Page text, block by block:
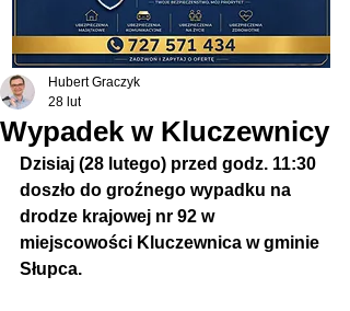
Wypadek w Kluczewnicy
Hubert Graczyk
28 lut
Dzisiaj (28 lutego) przed godz. 11:30
doszło do groźnego wypadku na
drodze krajowej nr 92 w
miejscowości Kluczewnica w gminie
Słupca.